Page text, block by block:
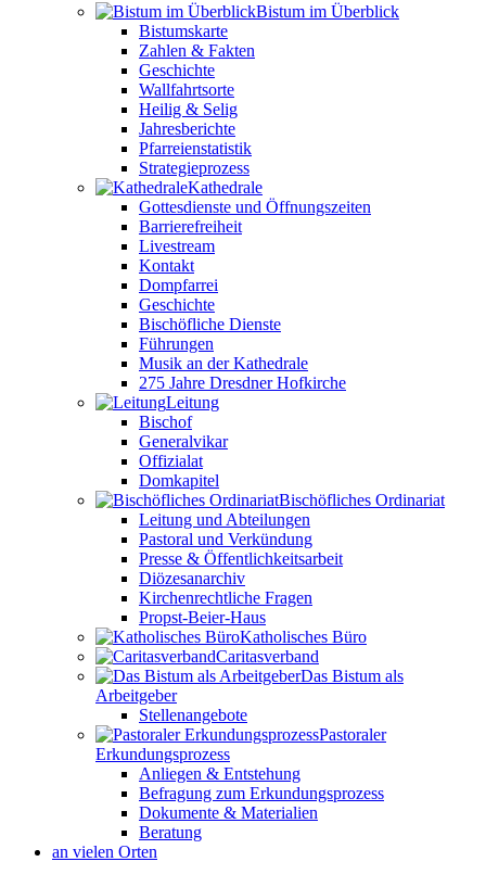
Bistum im Überblick
Bistumskarte
Zahlen & Fakten
Geschichte
Wallfahrtsorte
Heilig & Selig
Jahresberichte
Pfarreienstatistik
Strategieprozess
Kathedrale
Gottesdienste und Öffnungszeiten
Barrierefreiheit
Livestream
Kontakt
Dompfarrei
Geschichte
Bischöfliche Dienste
Führungen
Musik an der Kathedrale
275 Jahre Dresdner Hofkirche
Leitung
Bischof
Generalvikar
Offizialat
Domkapitel
Bischöfliches Ordinariat
Leitung und Abteilungen
Pastoral und Verkündung
Presse & Öffentlichkeitsarbeit
Diözesanarchiv
Kirchenrechtliche Fragen
Propst-Beier-Haus
Katholisches Büro
Caritasverband
Das Bistum als
Arbeitgeber
Stellenangebote
Pastoraler
Erkundungsprozess
Anliegen & Entstehung
Befragung zum Erkundungsprozess
Dokumente & Materialien
Beratung
an vielen Orten